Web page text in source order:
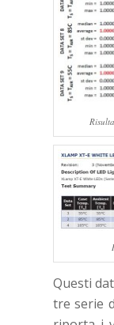
Questi
tre serie